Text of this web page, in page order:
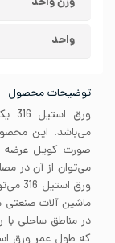
واحد
توضیحات محصول
صورت کویل عرضه
می‌توان از آن در
ورق
در مناطق ساحلی با